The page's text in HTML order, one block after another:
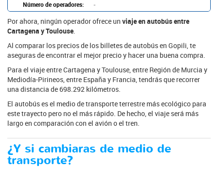
Número de operadores: -
Por ahora, ningún operador ofrece un viaje en autobús entre
Cartagena y Toulouse
Al comparar los precios de los billetes de autobús en Gopili, te
aseguras de encontrar el mejor precio y hacer una buena compra.
Para el viaje entre Cartagena y Toulouse, entre Región de Murcia y
Mediodía-Pirineos, entre España y Francia, tendrás que recorrer
una distancia de 698.292 kilómetros.
El autobús es el medio de transporte terrestre más ecológico para
este trayecto pero no el más rápido. De hecho, el viaje será más
largo en comparación con el avión o el tren.
¿Y si cambiaras de medio de
transporte?